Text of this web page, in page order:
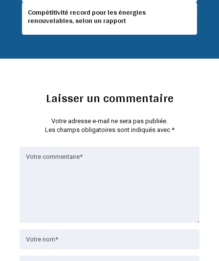
Compétitivité record pour les énergies
renouvelables, selon un rapport
Laisser un commentaire
Votre adresse e-mail ne sera pas publiée.
Les champs obligatoires sont indiqués avec *